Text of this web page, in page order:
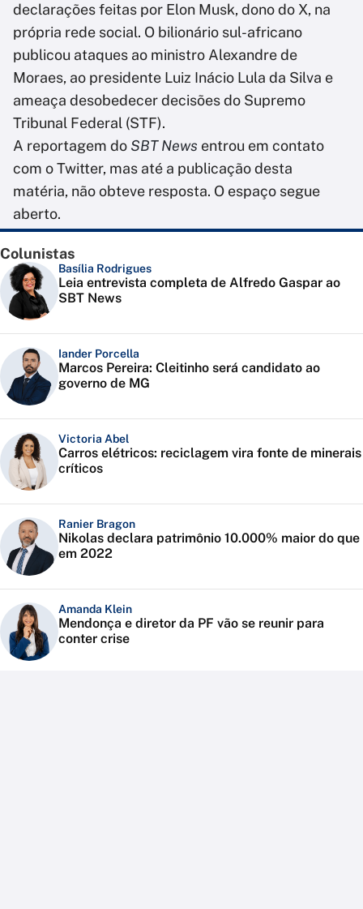
declarações feitas por Elon Musk, dono do X, na
própria rede social. O bilionário sul-africano
publicou ataques ao ministro Alexandre de
Moraes, ao presidente Luiz Inácio Lula da Silva e
ameaça desobedecer decisões do Supremo
Tribunal Federal (STF).
A reportagem do SBT News entrou em contato
com o Twitter, mas até a publicação desta
matéria, não obteve resposta. O espaço segue
aberto.
Colunistas
Basília Rodrigues
Leia entrevista completa de Alfredo Gaspar ao
SBT News
Iander Porcella
Marcos Pereira: Cleitinho será candidato ao
governo de MG
Victoria Abel
Carros elétricos: reciclagem vira fonte de minerais
críticos
Ranier Bragon
Nikolas declara patrimônio 10.000% maior do que
em 2022
Amanda Klein
Mendonça e diretor da PF vão se reunir para
conter crise